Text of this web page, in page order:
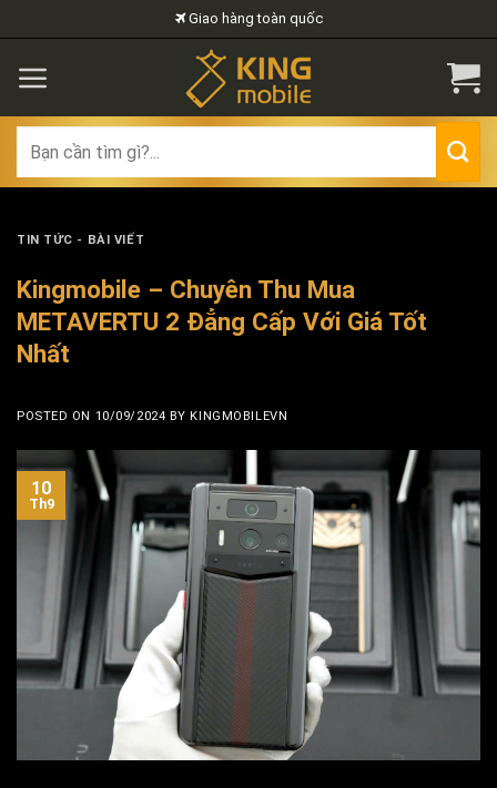
to
content
Giao hàng toàn quốc
for:
TIN TỨC - BÀI VIẾT
Kingmobile – Chuyên Thu Mua
METAVERTU 2 Đẳng Cấp Với Giá Tốt
Nhất
POSTED ON 10/09/2024 BYKINGMOBILEVN
10
Th9